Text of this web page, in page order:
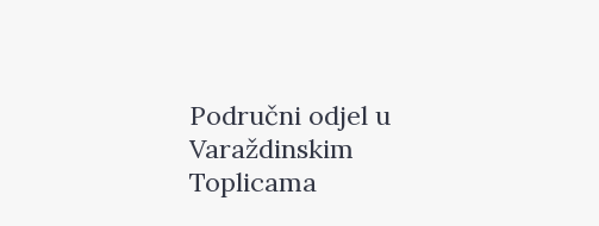
Područni odjel u
Varaždinskim
Toplicama